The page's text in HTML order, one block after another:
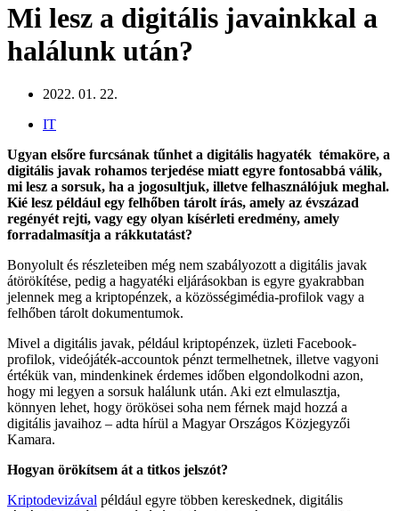
Mi lesz a digitális javainkkal a
halálunk után?
2022. 01. 22.
IT
Ugyan elsőre furcsának tűnhet a digitális hagyaték témaköre, a
digitális javak rohamos terjedése miatt egyre fontosabbá válik,
mi lesz a sorsuk, ha a jogosultjuk, illetve felhasználójuk meghal.
Kié lesz például egy felhőben tárolt írás, amely az évszázad
regényét rejti, vagy egy olyan kísérleti eredmény, amely
forradalmasítja a rákkutatást?
Bonyolult és részleteiben még nem szabályozott a digitális javak
átörökítése, pedig a hagyatéki eljárásokban is egyre gyakrabban
jelennek meg a kriptopénzek, a közösségimédia-profilok vagy a
felhőben tárolt dokumentumok.
Mivel a digitális javak, például kriptopénzek, üzleti Facebook-
profilok, videójáték-accountok pénzt termelhetnek, illetve vagyoni
értékük van, mindenkinek érdemes időben elgondolkodni azon,
hogy mi legyen a sorsuk halálunk után. Aki ezt elmulasztja,
könnyen lehet, hogy örökösei soha nem férnek majd hozzá a
digitális javaihoz – adta hírül a Magyar Országos Közjegyzői
Kamara.
Hogyan örökítsem át a titkos jelszót?
Kriptodevizával például egyre többen kereskednek, digitális